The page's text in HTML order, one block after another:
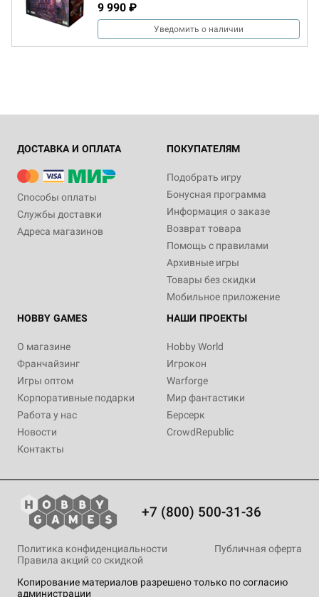
9 990 ₽
Уведомить о наличии
ДОСТАВКА И ОПЛАТА
Способы оплаты
Службы доставки
Адреса магазинов
ПОКУПАТЕЛЯМ
Подобрать игру
Бонусная программа
Информация о заказе
Возврат товара
Помощь с правилами
Архивные игры
Товары без скидки
Мобильное приложение
HOBBY GAMES
О магазине
Франчайзинг
Игры оптом
Корпоративные подарки
Работа у нас
Новости
Контакты
НАШИ ПРОЕКТЫ
Hobby World
Игрокон
Warforge
Мир фантастики
Берсерк
CrowdRepublic
+7 (800) 500-31-36
Копирование материалов разрешено только по согласию
администрации
Политика конфиденциальности
Публичная оферта
Правила акций со скидкой